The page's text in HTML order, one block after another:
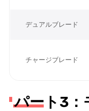
デュアルブレード
チャージブレード
パート3：